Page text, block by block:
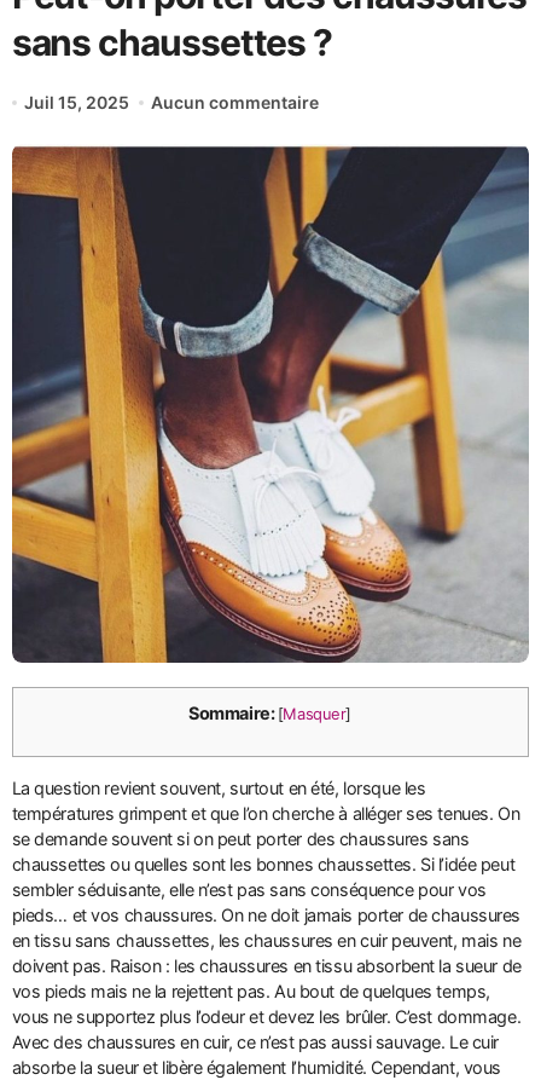
sans chaussettes ?
Juil 15, 2025 Aucun commentaire
Sommaire: [Masquer]
La question revient souvent, surtout en été, lorsque les
températures grimpent et que l’on cherche à alléger ses tenues. On
se demande souvent si on peut porter des chaussures sans
chaussettes ou quelles sont les bonnes chaussettes. Si l’idée peut
sembler séduisante, elle n’est pas sans conséquence pour vos
pieds… et vos chaussures. On ne doit jamais porter de chaussures
en tissu sans chaussettes, les chaussures en cuir peuvent, mais ne
doivent pas. Raison : les chaussures en tissu absorbent la sueur de
vos pieds mais ne la rejettent pas. Au bout de quelques temps,
vous ne supportez plus l’odeur et devez les brûler. C’est dommage.
Avec des chaussures en cuir, ce n’est pas aussi sauvage. Le cuir
absorbe la sueur et libère également l’humidité. Cependant, vous